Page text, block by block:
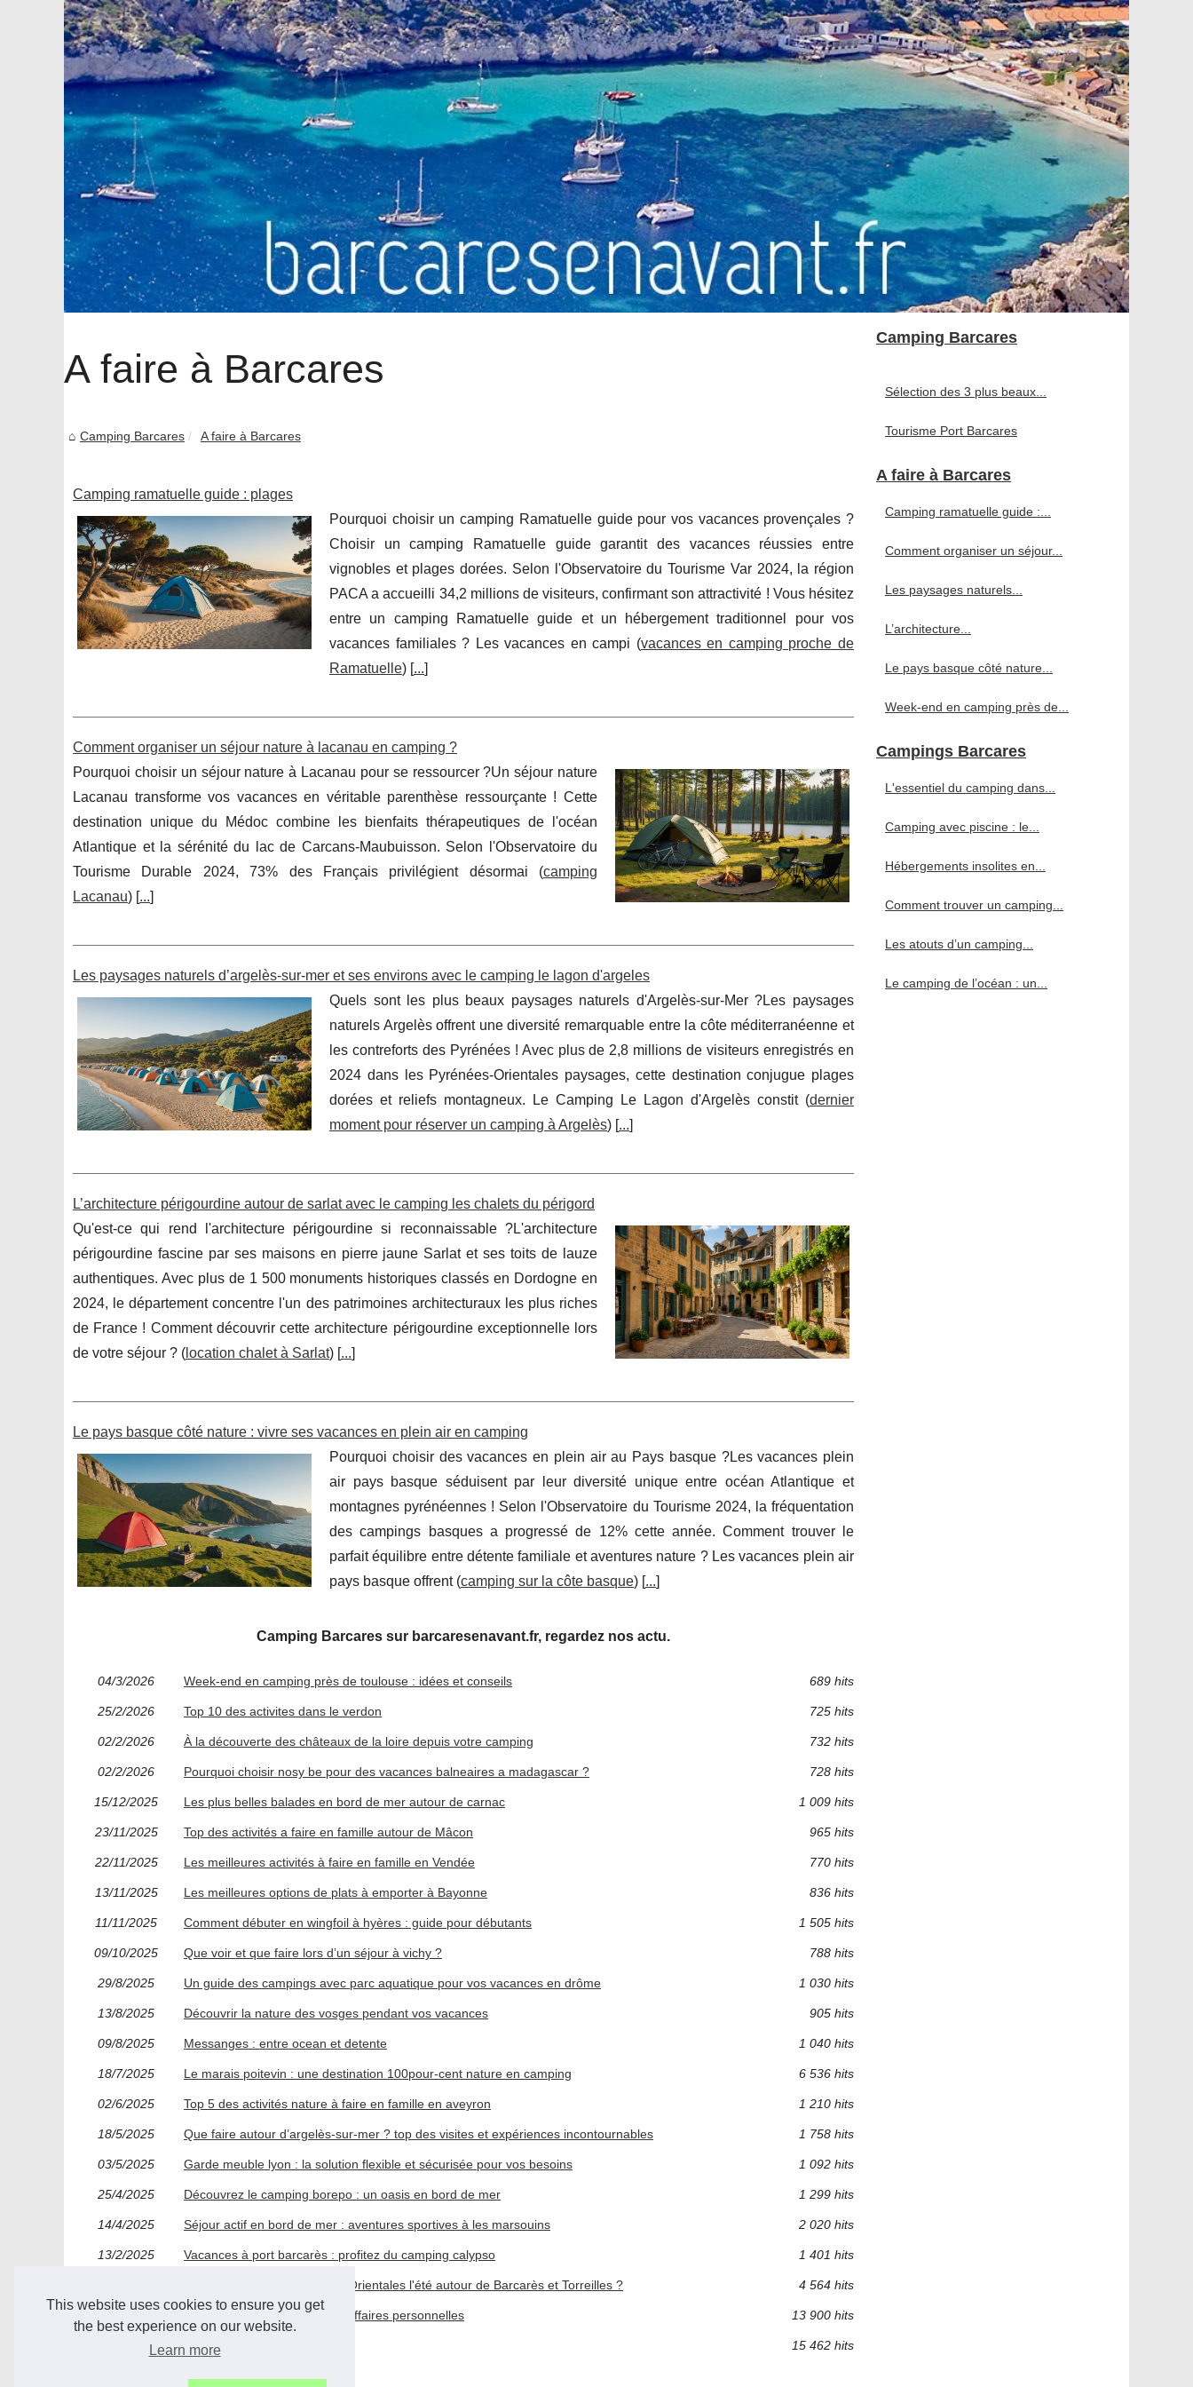
This website uses cookies to ensure you get
the best experience on our website.
Learn more
A faire à Barcares
Camping Barcares A faire à Barcares
Camping ramatuelle guide : plages
Pourquoi choisir un camping Ramatuelle guide pour vos vacances provençales ?
Choisir un camping Ramatuelle guide garantit des vacances réussies entre
vignobles et plages dorées. Selon l'Observatoire du Tourisme Var 2024, la région
PACA a accueilli 34,2 millions de visiteurs, confirmant son attractivité ! Vous hésitez
entre un camping Ramatuelle guide et un hébergement traditionnel pour vos
vacances familiales ? Les vacances en campi (vacances en camping proche de
Ramatuelle) [...]
Comment organiser un séjour nature à lacanau en camping ?
Pourquoi choisir un séjour nature à Lacanau pour se ressourcer ?Un séjour nature
Lacanau transforme vos vacances en véritable parenthèse ressourçante ! Cette
destination unique du Médoc combine les bienfaits thérapeutiques de l'océan
Atlantique et la sérénité du lac de Carcans-Maubuisson. Selon l'Observatoire du
Tourisme Durable 2024, 73% des Français privilégient désormai (camping
Lacanau) [...]
Les paysages naturels d’argelès-sur-mer et ses environs avec le camping le lagon d'argeles
Quels sont les plus beaux paysages naturels d'Argelès-sur-Mer ?Les paysages
naturels Argelès offrent une diversité remarquable entre la côte méditerranéenne et
les contreforts des Pyrénées ! Avec plus de 2,8 millions de visiteurs enregistrés en
2024 dans les Pyrénées-Orientales paysages, cette destination conjugue plages
dorées et reliefs montagneux. Le Camping Le Lagon d'Argelès constit (dernier
moment pour réserver un camping à Argelès) [...]
L’architecture périgourdine autour de sarlat avec le camping les chalets du périgord
Qu'est-ce qui rend l'architecture périgourdine si reconnaissable ?L'architecture
périgourdine fascine par ses maisons en pierre jaune Sarlat et ses toits de lauze
authentiques. Avec plus de 1 500 monuments historiques classés en Dordogne en
2024, le département concentre l'un des patrimoines architecturaux les plus riches
de France ! Comment découvrir cette architecture périgourdine exceptionnelle lors
de votre séjour ? ( location chalet à Sarlat) [...]
Le pays basque côté nature : vivre ses vacances en plein air en camping
Pourquoi choisir des vacances en plein air au Pays basque ?Les vacances plein
air pays basque séduisent par leur diversité unique entre océan Atlantique et
montagnes pyrénéennes ! Selon l'Observatoire du Tourisme 2024, la fréquentation
des campings basques a progressé de 12% cette année. Comment trouver le
parfait équilibre entre détente familiale et aventures nature ? Les vacances plein air
pays basque offrent (camping sur la côte basque) [...]
Camping Barcares sur barcaresenavant.fr, regardez nos actu.
04/3/2026 Week-end en camping près de toulouse : idées et conseils 689 hits
25/2/2026 Top 10 des activites dans le verdon 725 hits
02/2/2026 À la découverte des châteaux de la loire depuis votre camping 732 hits
02/2/2026 Pourquoi choisir nosy be pour des vacances balneaires a madagascar ? 728 hits
15/12/2025 Les plus belles balades en bord de mer autour de carnac 1 009 hits
23/11/2025 Top des activités a faire en famille autour de Mâcon 965 hits
22/11/2025 Les meilleures activités à faire en famille en Vendée 770 hits
13/11/2025 Les meilleures options de plats à emporter à Bayonne 836 hits
11/11/2025 Comment débuter en wingfoil à hyères : guide pour débutants 1 505 hits
09/10/2025 Que voir et que faire lors d’un séjour à vichy ? 788 hits
29/8/2025 Un guide des campings avec parc aquatique pour vos vacances en drôme 1 030 hits
13/8/2025 Découvrir la nature des vosges pendant vos vacances 905 hits
09/8/2025 Messanges : entre ocean et detente 1 040 hits
18/7/2025 Le marais poitevin : une destination 100pour-cent nature en camping 6 536 hits
02/6/2025 Top 5 des activités nature à faire en famille en aveyron 1 210 hits
18/5/2025 Que faire autour d’argelès-sur-mer ? top des visites et expériences incontournables 1 758 hits
03/5/2025 Garde meuble lyon : la solution flexible et sécurisée pour vos besoins 1 092 hits
25/4/2025 Découvrez le camping borepo : un oasis en bord de mer 1 299 hits
14/4/2025 Séjour actif en bord de mer : aventures sportives à les marsouins 2 020 hits
13/2/2025 Vacances à port barcarès : profitez du camping calypso 1 401 hits
Que faire dans les Pyrénées-Orientales l'été autour de Barcarès et Torreilles ? 4 564 hits
02/12/2017 Couchsurfing : sécuriser ses affaires personnelles 13 900 hits
24/10/2015 Quoi faire à Barcares? 15 462 hits
Camping Barcares
Sélection des 3 plus beaux...
Tourisme Port Barcares
A faire à Barcares
Camping ramatuelle guide :...
Comment organiser un séjour...
Les paysages naturels...
L’architecture...
Le pays basque côté nature...
Week-end en camping près de...
Campings Barcares
L'essentiel du camping dans...
Camping avec piscine : le...
Hébergements insolites en...
Comment trouver un camping...
Les atouts d’un camping...
Le camping de l’océan : un...